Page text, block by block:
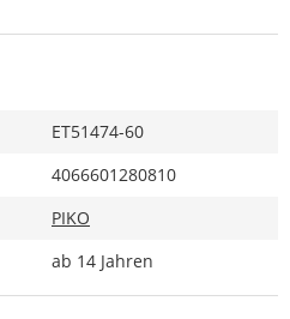
ET51474-60
4066601280810
PIKO
ab 14 Jahren